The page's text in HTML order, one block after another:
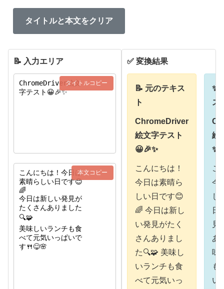
タイトルと本文をクリア
📝 入力エリア
タイトルコピー
本文コピー
✅ 変換結果
📝 元のテキス
ト
ChromeDriver
絵文字テスト
😀🎉✨
こんにちは！
今日は素晴ら
しい日です😊
🌈 今日は新し
い発見がたく
さんありまし
た🔍🧩 美味し
いランチも食
べて元気いっ
✨
ス
絵
✨
こ
今
し
日
見
あ
味
も
い